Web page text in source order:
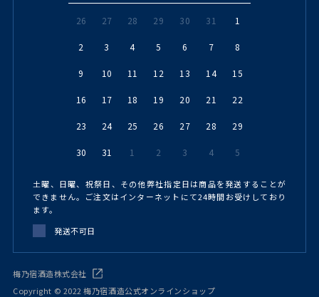
26 27 28 29 30 31 1
2 3 4 5 6 7 8
9 10 11 12 13 14 15
16 17 18 19 20 21 22
23 24 25 26 27 28 29
30 31 1 2 3 4 5
土曜、日曜、祝祭日、その他弊社指定日は商品を発送することが
できません。ご注文はインターネットにて24時間お受けしており
ます。
発送不可日
梅乃宿酒造株式会社
Copyright © 2022 梅乃宿酒造公式オンラインショップ